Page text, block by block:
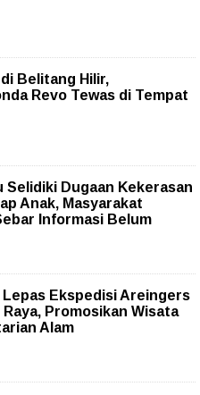
Belitang Hilir,
Revo Tewas di Tempat
Selidiki Dugaan Kekerasan
Anak, Masyarakat
Informasi Belum
Lepas Ekspedisi Areingers
Promosikan Wisata
Alam